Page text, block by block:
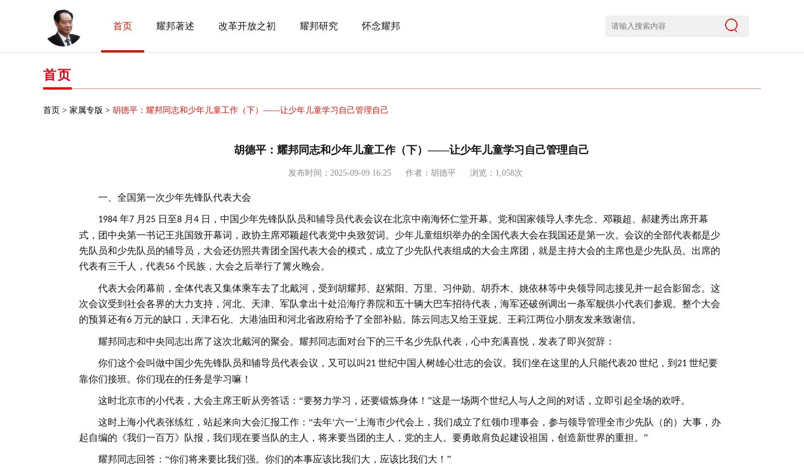
首页 耀邦著述 改革开放之初 耀邦研究 怀念耀邦
首页
首页 > 家属专版 > 胡德平：耀邦同志和少年儿童工作（下）——让少年儿童学习自己管理自己
胡德平：耀邦同志和少年儿童工作（下）——让少年儿童学习自己管理自己
发布时间：2025-09-09 16:25 作者：胡德平 浏览：1,058次
一、全国第一次少年先锋队代表大会
1984 年7 月 25 日至8 月 4 日，中国少年先锋队队员和辅导员代表会议在北京中南海怀仁堂开幕。党和国家领导人李先念、邓颖超、郝建秀出席开幕
式，团中央第一书记王兆国致开幕词，政协主席邓颖超代表党中央致贺词。少年儿童组织举办的全国代表大会在我国还是第一次。会议的全部代表都是少
先队员和少先队员的辅导员，大会还仿照共青团全国代表大会的模式，成立了少先队代表组成的大会主席团，就是主持大会的主席也是少先队员。出席的
代表有三千人，代表56 个民族，大会之后举行了篝火晚会。
代表大会闭幕前，全体代表又集体乘车去了北戴河，受到胡耀邦、赵紫阳、万里、习仲勋、胡乔木、姚依林等中央领导同志接见并一起合影留念。这
次会议受到社会各界的大力支持，河北、天津、军队拿出十处沿海疗养院和五十辆大巴车招待代表，海军还破例调出一条军舰供小代表们参观。整个大会
的预算还有6 万元的缺口，天津石化、大港油田和河北省政府给予了全部补贴。陈云同志又给王亚妮、王莉江两位小朋友发来致谢信。
耀邦同志和中央同志出席了这次北戴河的聚会。耀邦同志面对台下的三千名少先队代表，心中充满喜悦，发表了即兴贺辞：
你们这个会叫做中国少先先锋队员和辅导员代表会议，又可以叫21 世纪中国人树雄心壮志的会议。我们坐在这里的人只能代表20 世纪，到 21 世纪要
靠你们接班。你们现在的任务是学习嘛！
这时北京市的小代表，大会主席王昕从旁答话： “要努力学习，还要锻炼身体！”这是一场两个世纪人与人之间的对话，立即引起全场的欢呼。
这时上海小代表张练红，站起来向大会汇报工作： “去年‘六一’上海市少代会上，我们成立了红领巾理事会，参与领导管理全市少先队（的）大事，办
起自编的《我们一百万》队报，我们现在要当队的主人，将来要当团的主人，党的主人。要勇敢肩负起建设祖国，创造新世界的重担。”
耀邦同志回答： “你们将来要比我们强。你们的本事应该比我们大，应该比我们大！”